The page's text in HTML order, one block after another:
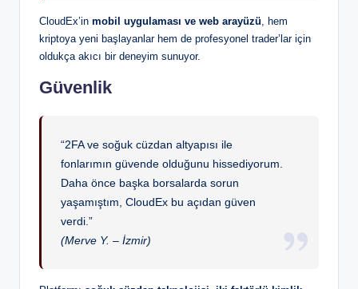
CloudEx’in mobil uygulaması ve web arayüzü, hem
kriptoya yeni başlayanlar hem de profesyonel trader’lar için
oldukça akıcı bir deneyim sunuyor.
Güvenlik
“2FA ve soğuk cüzdan altyapısı ile
fonlarımın güvende olduğunu hissediyorum.
Daha önce başka borsalarda sorun
yaşamıştım, CloudEx bu açıdan güven
verdi.”
(Merve Y. – İzmir)